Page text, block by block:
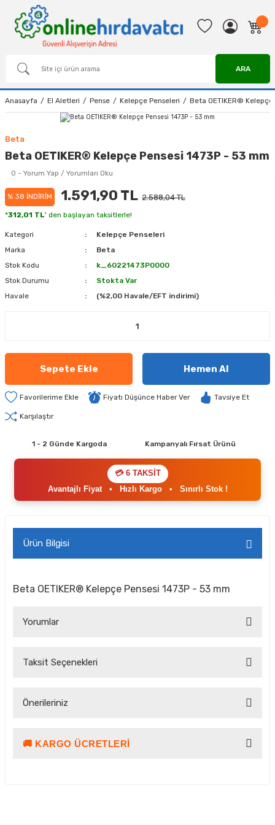
ARA
Anasayfa El Aletleri Pense Kelepçe Penseleri Beta OETIKER®
Beta
Beta OETIKER® Kelepçe Pensesi 1473P - 53 mm
0 - Yorum Yap / Yorumları Oku
% 38 İNDİRİM 1.591,90 TL 2.588,04 TL
*312,01 TL' den başlayan taksitlerle!
Kategori
Kelepçe Penseleri
Marka
Beta
Stok Kodu
k_60221473P0000
Stok Durumu
Stokta Var
Havale
(%2,00 Havale/EFT indirimi)
Sepete Ekle Hemen Al
Fiyatı Düşünce Haber Ver Tavsiye Et
Karşılaştır
1 - 2 Günde Kargoda Kampanyalı Fırsat Ürünü
💳 6 TAKSİT
Avantajlı Fiyat• Hızlı Kargo• Sınırlı Stok !
Ürün Bilgisi
Beta OETIKER® Kelepçe Pensesi 1473P - 53 mm
Yorumlar
Taksit Seçenekleri
Önerileriniz
Bu ürünün fiyat bilgisi, resim, ürün açıklamalarında ve diğer
🚚 KARGO ÜCRETLERI